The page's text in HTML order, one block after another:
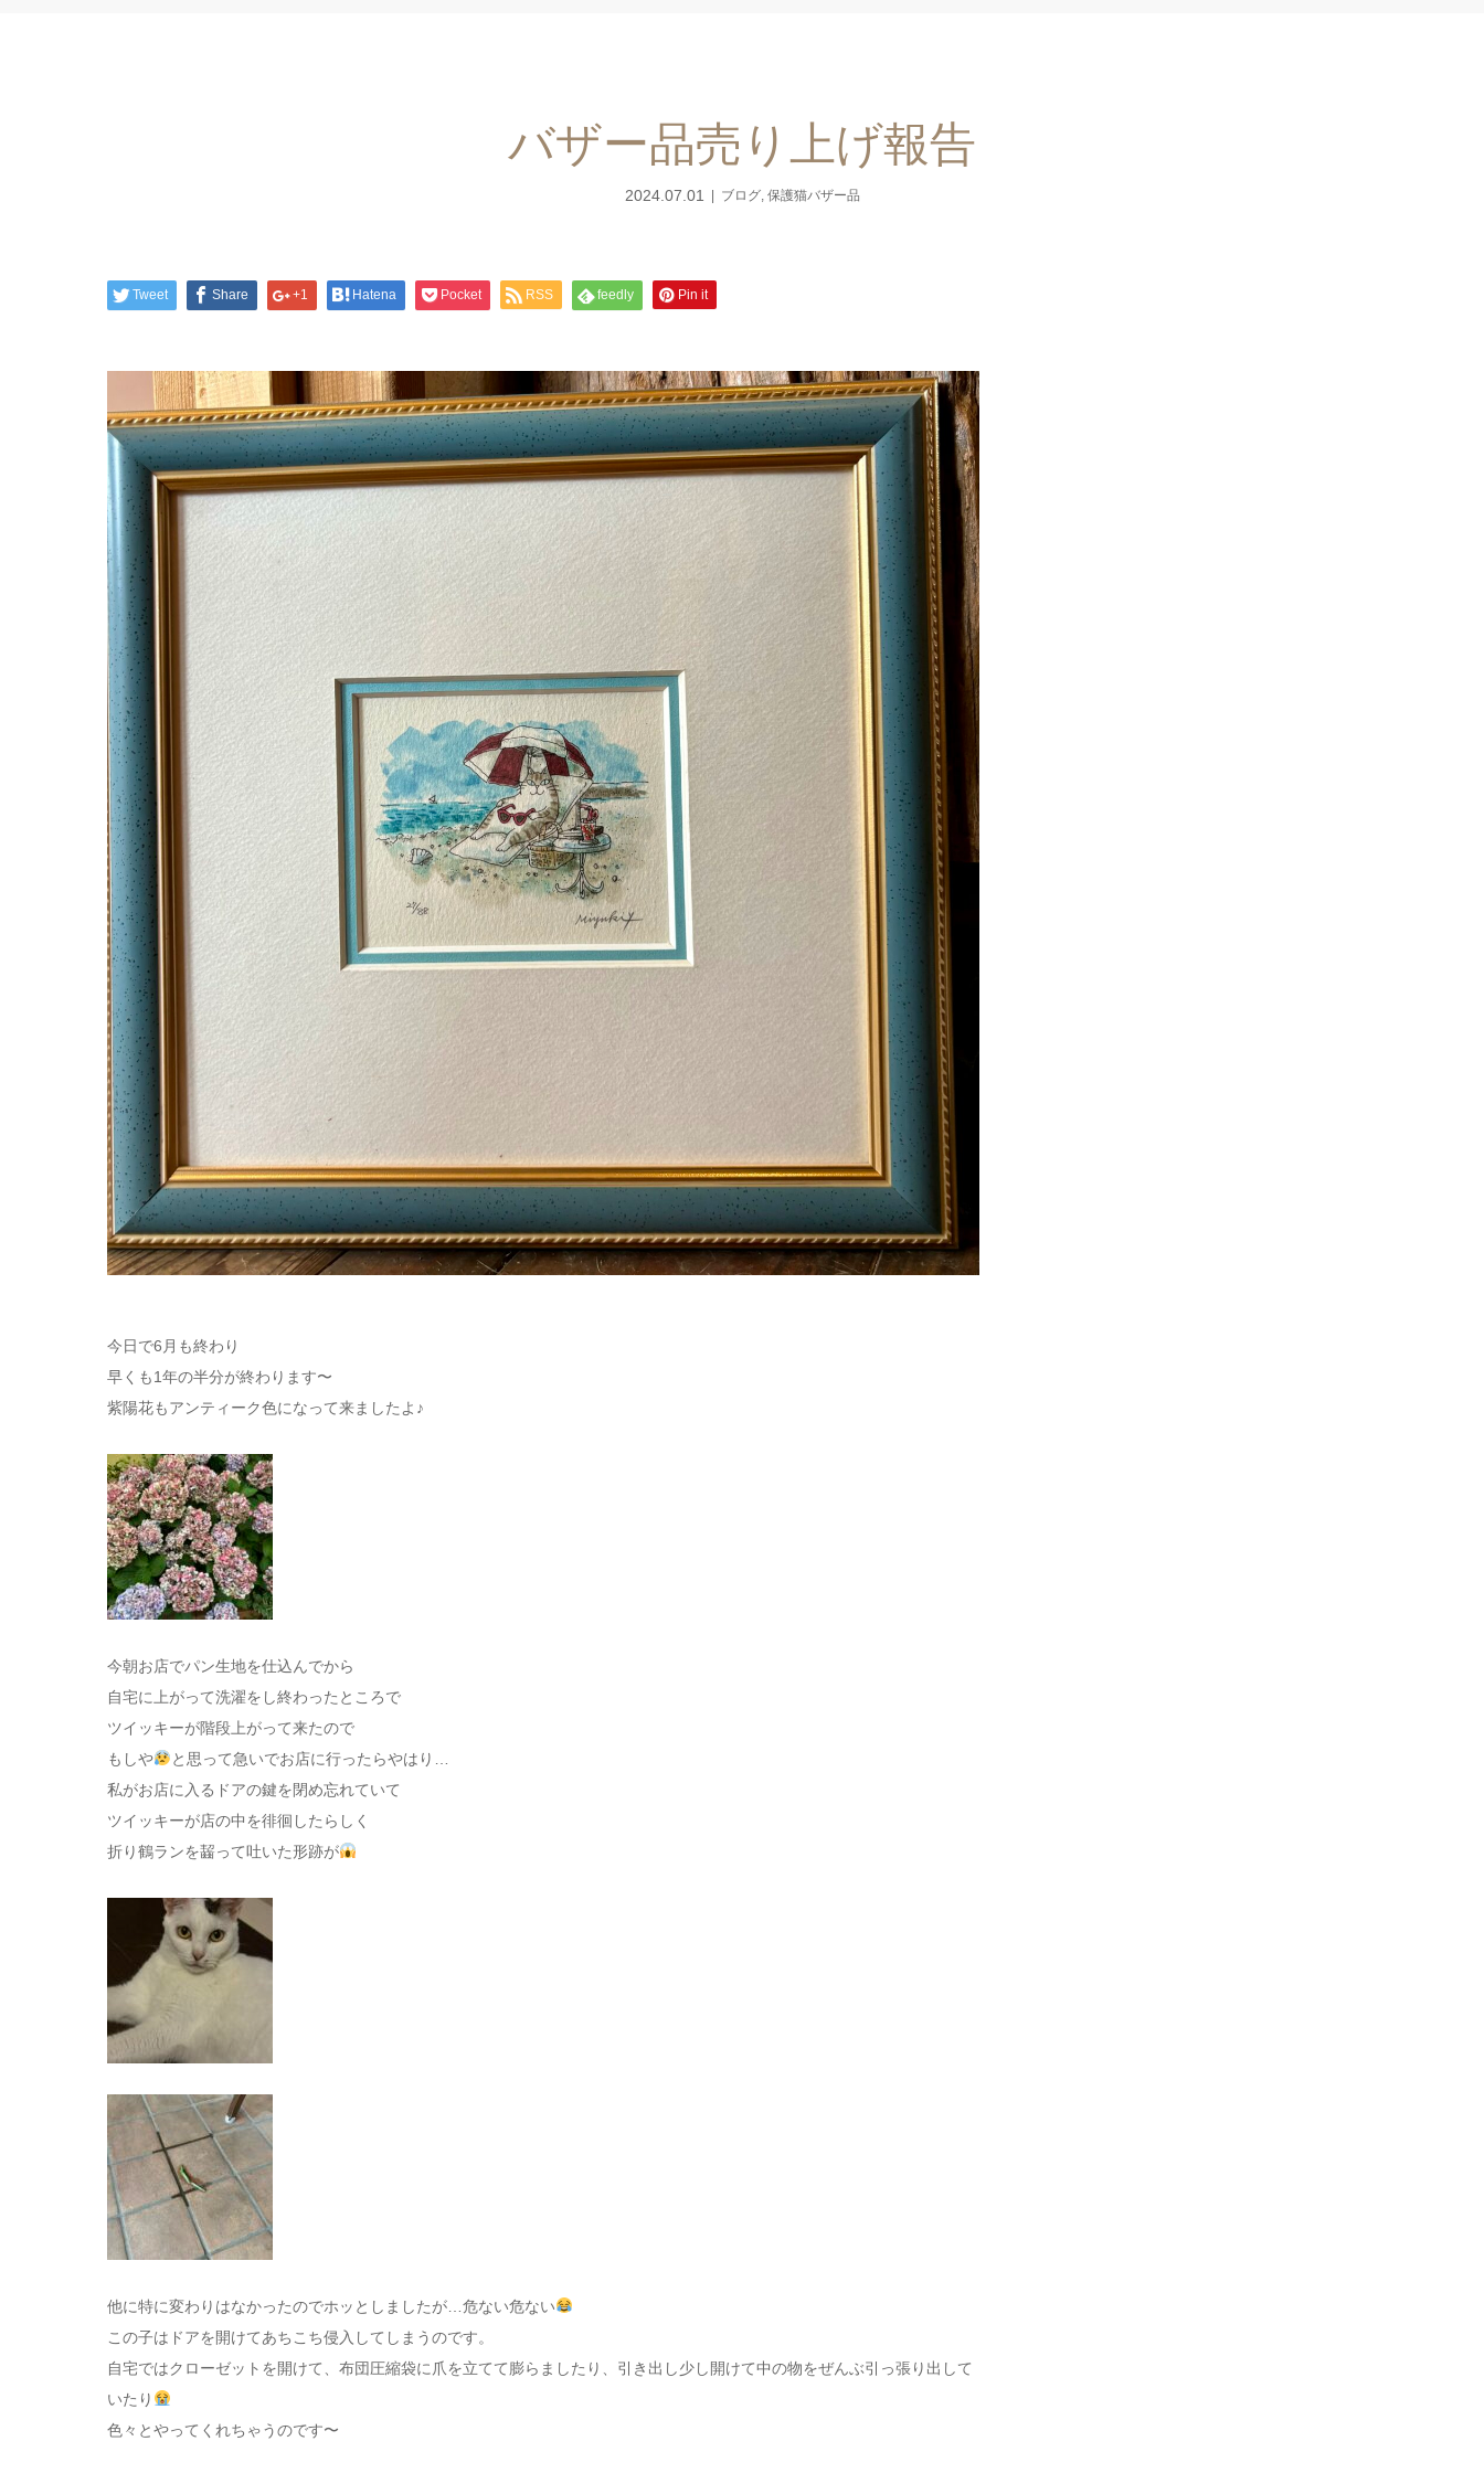
バザー品売り上げ報告
2024.07.01 ブログ, 保護猫バザー品
Tweet Share +1 Hatena Pocket RSS feedly Pin it
今日で6月も終わり
早くも1年の半分が終わります〜
紫陽花もアンティーク色になって来ましたよ♪
今朝お店でパン生地を仕込んでから
自宅に上がって洗濯をし終わったところで
ツイッキーが階段上がって来たので
もしや
と思って急いでお店に行ったらやはり…
私がお店に入るドアの鍵を閉め忘れていて
ツイッキーが店の中を徘徊したらしく
折り鶴ランを齧って吐いた形跡が
他に特に変わりはなかったのでホッとしましたが…危ない危ない
この子はドアを開けてあちこち侵入してしまうのです。
自宅ではクローゼットを開けて、布団圧縮袋に爪を立てて膨らましたり、引き出し少し開けて中の物をぜんぶ引っ張り出して
いたり
色々とやってくれちゃうのです〜